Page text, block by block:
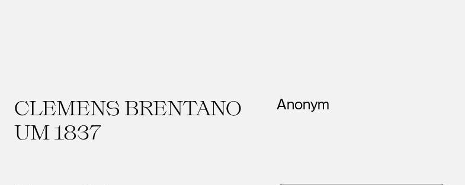
CLEMENS BRENTANO
UM 1837
Künstler*innen
Anonym